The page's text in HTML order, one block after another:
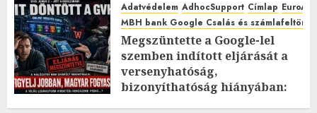
Adatvédelem AdhocSupport Címlap
MBH bank Google Csalás és
Megszüntette a Google-lel
szemben indított eljárását a
versenyhatóság,
bizonyíthatóság hiányában: